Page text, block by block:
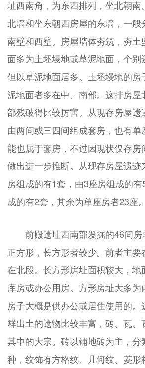
址西南角，为东西排列，坐北朝南
北墙和坐东朝西房屋的东墙，一般
南壁和西壁。房屋墙体夯筑，夯土
面多为土坯墁地或草泥地面，个别
但以草泥地面居多。土坯墁地的房
泥地面者多在中、南部。这排房屋
部残破得比较厉害。从现存房屋遗
由两间或三四间组成套房，也有
能也属于套房，不过因现状仅存房
做出进一步推断。从现存房屋遗迹
房组成的有1套，由3座房组成的
成的有2套，其余为单座房者23座。
前殿遗址西南部发掘的46间
正方形，长方形者较少。前者主
在北段。长方形房址面积较大，地
库房或办公用房。方形房址大多
房子大概是供办公或居住使用的。
群出土的遗物比较丰富，砖、瓦、
其中的大宗。砖以铺地砖为主，分
种，纹饰有方格纹、几何纹、菱形